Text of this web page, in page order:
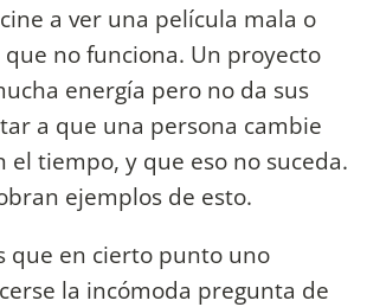
a ver una película mala o
no funciona. Un proyecto
energía pero no da sus
a que una persona cambie
el tiempo, y que eso no suceda.
ejemplos de esto.
que en cierto punto uno
la incómoda pregunta de